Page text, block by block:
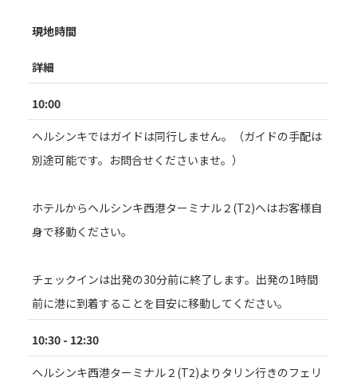
現地時間
詳細
10:00
ヘルシンキではガイドは同行しません。（ガイドの手配は
別途可能です。お問合せくださいませ。）
ホテルからヘルシンキ西港ターミナル２(T2)へはお客様自
身で移動ください。
チェックインは出発の30分前に終了します。出発の1時間
前に港に到着することを目安に移動してください。
10:30 - 12:30
ヘルシンキ西港ターミナル２(T2)よりタリン行きのフェリ